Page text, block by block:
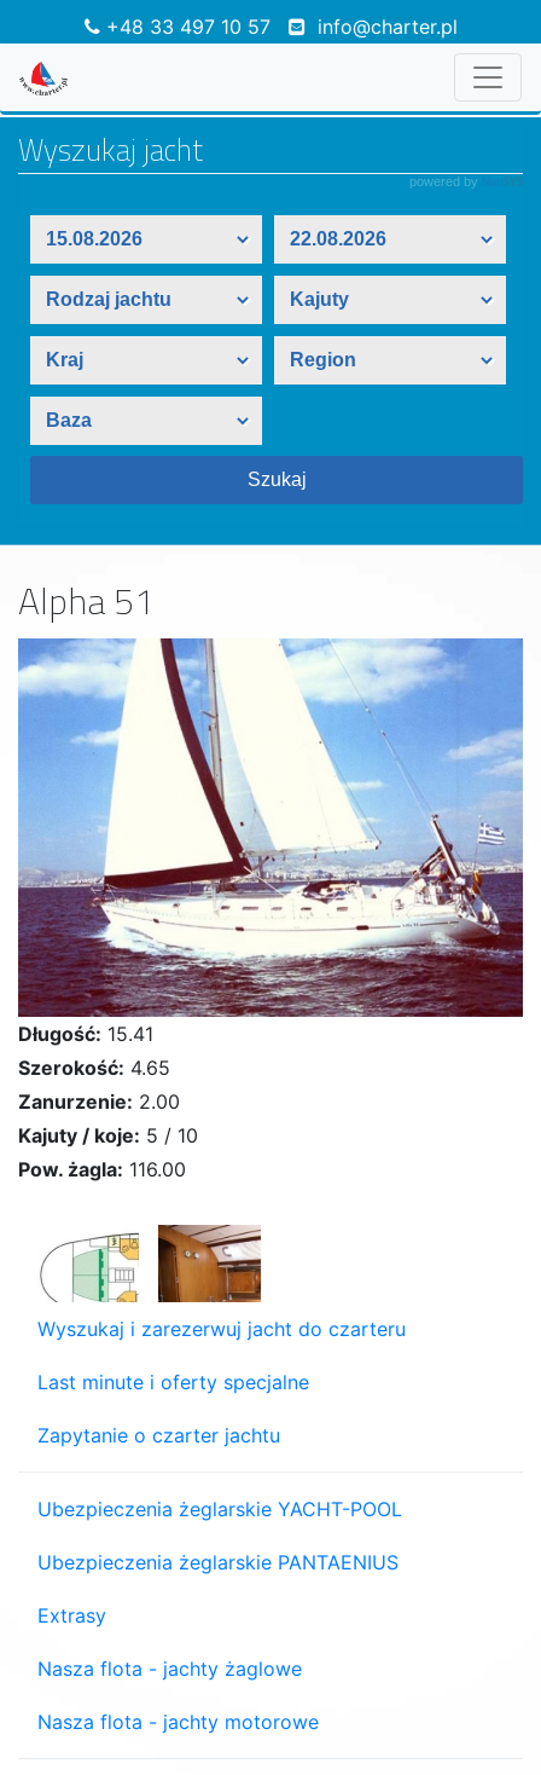
+48 33 497 10 57 info@charter.pl
Alpha 51
Długość: 15.41
Szerokość: 4.65
Zanurzenie: 2.00
Kajuty / koje: 5 / 10
Pow. żagla: 116.00
Wyszukaj i zarezerwuj jacht do czarteru
Last minute i oferty specjalne
Zapytanie o czarter jachtu
Ubezpieczenia żeglarskie YACHT-POOL
Ubezpieczenia żeglarskie PANTAENIUS
Extrasy
Nasza flota - jachty żaglowe
Nasza flota - jachty motorowe